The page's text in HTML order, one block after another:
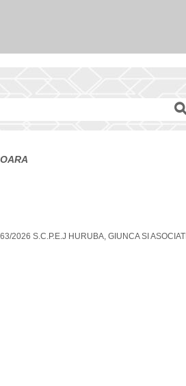
2026 S.C.P.E.J HURUBA, GIUNCA SI ASOCIATII